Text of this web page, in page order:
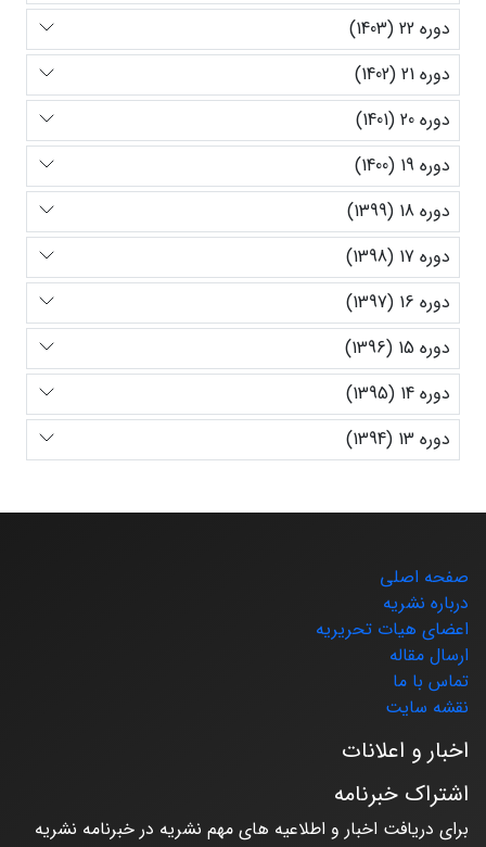
دوره 22 (1403)
دوره 21 (1402)
دوره 20 (1401)
دوره 19 (1400)
دوره 18 (1399)
دوره 17 (1398)
دوره 16 (1397)
دوره 15 (1396)
دوره 14 (1395)
دوره 13 (1394)
صفحه اصلی
درباره نشریه
اعضای هیات تحریریه
ارسال مقاله
تماس با ما
نقشه سایت
اخبار و اعلانات
اشتراک خبرنامه
برای دریافت اخبار و اطلاعیه های مهم نشریه در خبرنامه نشریه